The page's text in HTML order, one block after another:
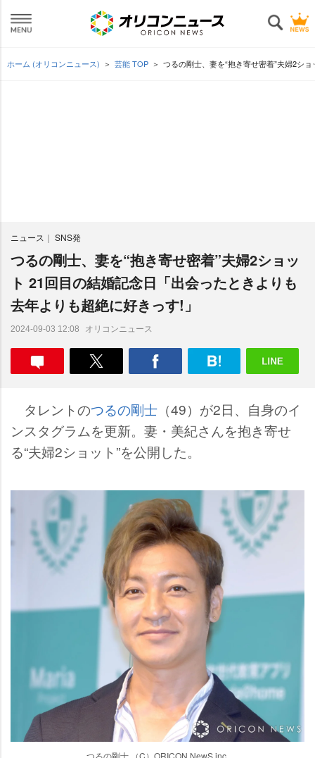
ホーム (オリコンニュース) 芸能 TOP つるの剛士、妻を“抱き寄せ密着”夫婦2シ
ニュース SNS発
つるの剛士、妻を“抱き寄せ密着”夫婦2ショッ
ト 21回目の結婚記念日「出会ったときよりも
去年よりも超絶に好きっす!」
2024-09-03 12:08 オリコンニュース
タレントのつるの剛士 （49）が2日、自身のイ
ンスタグラムを更新。妻・美紀さんを抱き寄せ
る“夫婦2ショット”を公開した。
つるの剛士 （C）ORICON NewS inc.